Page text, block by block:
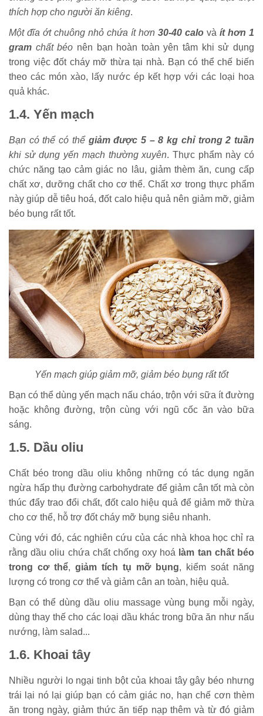
thích hợp cho người ăn kiêng.
Một đĩa ớt chuông nhỏ chứa ít hơn 30-40 calo và ít hơn 1
gram chất béo nên bạn hoàn toàn yên tâm khi sử dụng
trong việc đốt cháy mỡ thừa tại nhà. Bạn có thể chế biến
theo các món xào, lấy nước ép kết hợp với các loại hoa
quả khác.
1.4. Yến mạch
Bạn có thể có thể giảm được 5 – 8 kg chỉ trong 2 tuần
khi sử dụng yến mạch thường xuyên. Thực phẩm này có
chức năng tạo cảm giác no lâu, giảm thèm ăn, cung cấp
chất xơ, dưỡng chất cho cơ thể. Chất xơ trong thực phẩm
này giúp dễ tiêu hoá, đốt calo hiệu quả nên giảm mỡ, giảm
béo bụng rất tốt.
Yến mạch giúp giảm mỡ, giảm béo bụng rất tốt
Bạn có thể dùng yến mạch nấu cháo, trộn với sữa ít đường
hoặc không đường, trộn cùng với ngũ cốc ăn vào bữa
sáng.
1.5. Dầu oliu
Chất béo trong dầu oliu không những có tác dụng ngăn
ngừa hấp thụ đường carbohydrate để giảm cân tốt mà còn
thúc đẩy trao đổi chất, đốt calo hiệu quả để giảm mỡ thừa
cho cơ thể, hỗ trợ đốt cháy mỡ bụng siêu nhanh.
Cùng với đó, các nghiên cứu của các nhà khoa học chỉ ra
rằng dầu oliu chứa chất chống oxy hoá làm tan chất béo
trong cơ thể, giảm tích tụ mỡ bụng, kiểm soát năng
lượng có trong cơ thể và giảm cân an toàn, hiệu quả.
Bạn có thể dùng dầu oliu massage vùng bụng mỗi ngày,
dùng thay thế cho các loại dầu khác trong bữa ăn như nấu
nướng, làm salad...
1.6. Khoai tây
Nhiều người lo ngại tinh bột của khoai tây gây béo nhưng
trái lại nó lại giúp bạn có cảm giác no, hạn chế cơn thèm
ăn trong ngày, giảm thức ăn tiếp nạp thêm và từ đó giảm